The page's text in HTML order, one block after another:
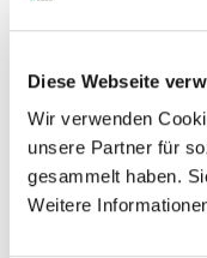
Diese Webseite
Wir verwenden
unsere Partner für
gesammelt haben.
Weitere